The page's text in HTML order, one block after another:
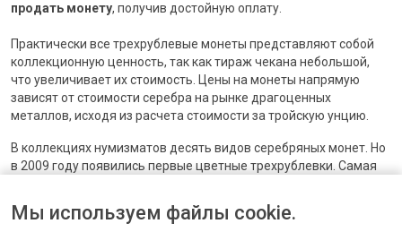
продать монету, получив достойную оплату.
Практически все трехрублевые монеты представляют собой
коллекционную ценность, так как тираж чекана небольшой,
что увеличивает их стоимость. Цены на монеты напрямую
зависят от стоимости серебра на рынке драгоценных
металлов, исходя из расчета стоимости за тройскую унцию.
В коллекциях нумизматов десять видов серебряных монет. Но
в 2009 году появились первые цветные трехрублевки. Самая
номиналом в 3 рубля и
купим их на выгодных условиях. Стоимость на экземпляры
Мы используем файлы cookie.